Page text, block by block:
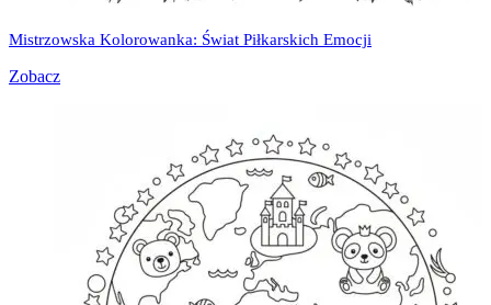
Mistrzowska Kolorowanka: Świat Piłkarskich Emocji
Zobacz